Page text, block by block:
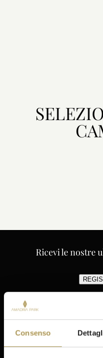
Consenso
Ricevi le nostre
Hotel Jure
Contatta